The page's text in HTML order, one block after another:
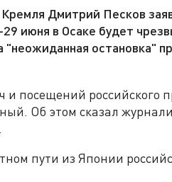
Дмитрий Песков
июня в Осаке будет
"неожиданная остановка"
и посещений российского
Об этом сказал
пути из Японии